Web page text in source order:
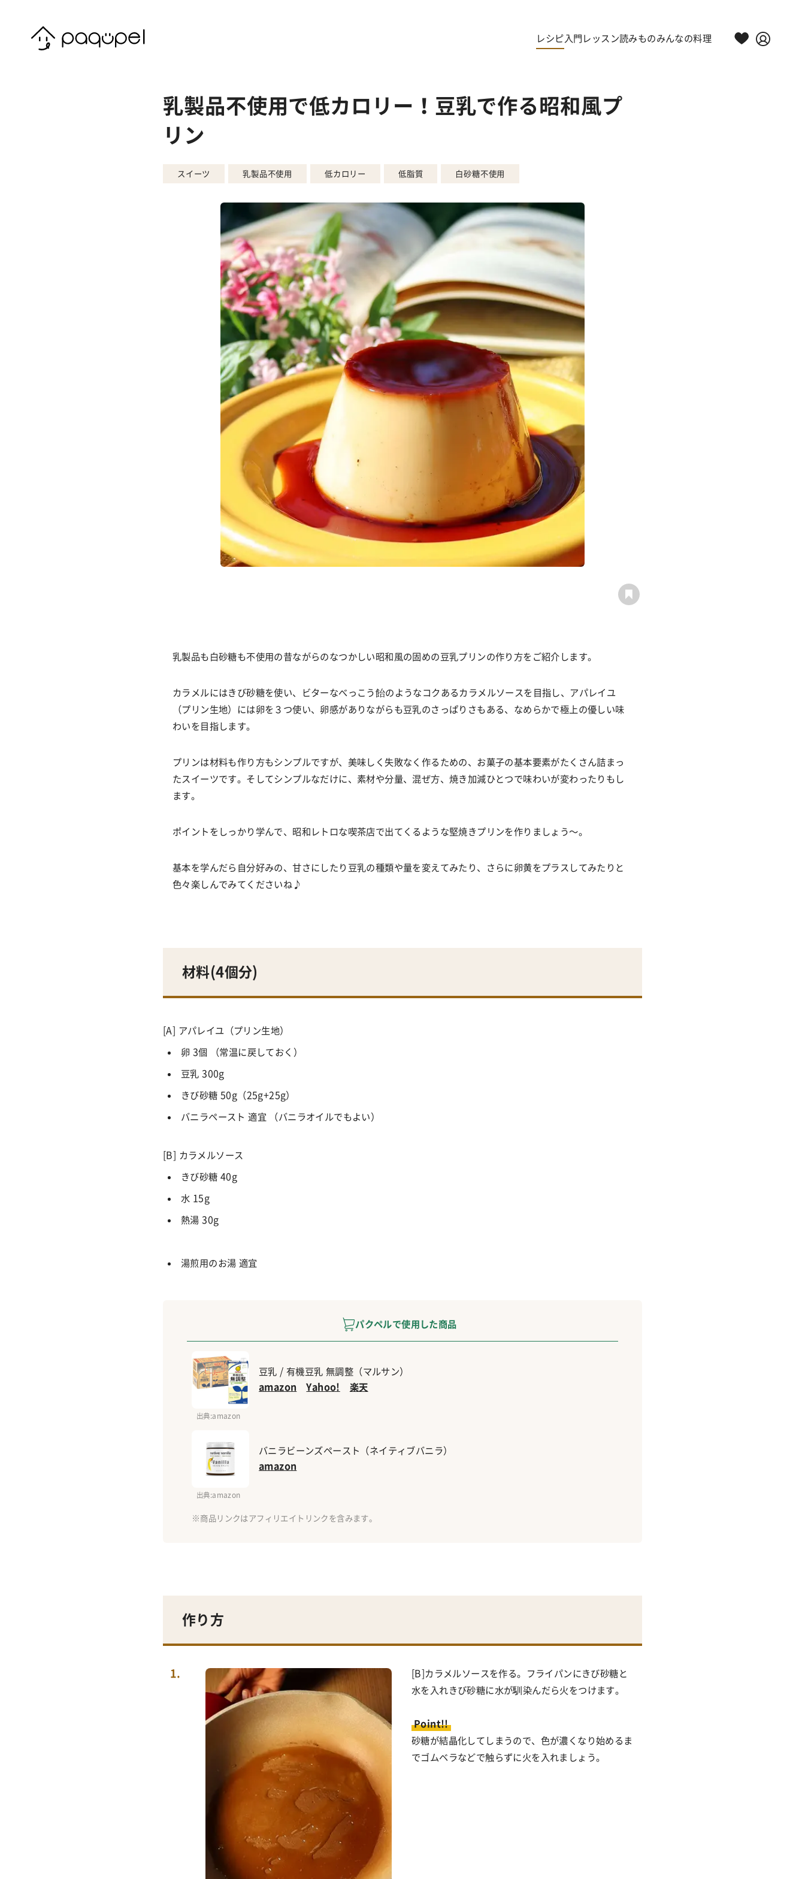
レシピ 入門レッスン読みものみんなの料理
乳製品不使用で低カロリー！豆乳で作る昭和風プ
リン
スイーツ 乳製品不使用 低カロリー 低脂質 白砂糖不使用
乳製品も白砂糖も不使用の昔ながらのなつかしい昭和風の固めの豆乳プリンの作り方をご紹介します。
カラメルにはきび砂糖を使い、ビターなべっこう飴のようなコクあるカラメルソースを目指し、アパレイユ
（プリン生地）には卵を３つ使い、卵感がありながらも豆乳のさっぱりさもある、なめらかで極上の優しい味
わいを目指します。
プリンは材料も作り方もシンプルですが、美味しく失敗なく作るための、お菓子の基本要素がたくさん詰まっ
たスイーツです。そしてシンプルなだけに、素材や分量、混ぜ方、焼き加減ひとつで味わいが変わったりもし
ます。
ポイントをしっかり学んで、昭和レトロな喫茶店で出てくるような堅焼きプリンを作りましょう〜。
基本を学んだら自分好みの、甘さにしたり豆乳の種類や量を変えてみたり、さらに卵黄をプラスしてみたりと
色々楽しんでみてくださいね♪
材料(4個分)
[A] アパレイユ（プリン生地）
卵 3個 （常温に戻しておく）
豆乳 300g
きび砂糖 50g （25g+25g）
バニラペースト 適宜 （バニラオイルでもよい）
[B] カラメルソース
きび砂糖 40g
水 15g
熱湯 30g
湯煎用のお湯 適宜
パクペルで使用した商品
豆乳 / 有機豆乳 無調整（マルサン）
amazon
Yahoo! 楽天
出典:amazon
バニラビーンズペースト（ネイティブバニラ）
amazon
出典:amazon
作り方
1
[B]カラメルソースを作る。フライパンにきび砂糖と
水を入れきび砂糖に水が馴染んだら火をつけます。
Point!!
砂糖が結晶化してしまうので、色が濃くなり始めるま
でゴムベラなどで触らずに火を入れましょう。